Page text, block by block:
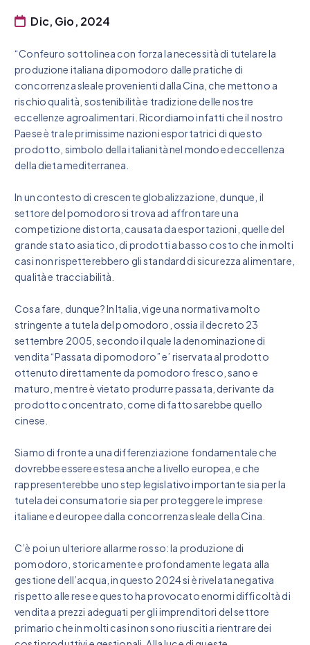
Dic, Gio, 2024
“Confeuro sottolinea con forza la necessità di tutelare la
produzione italiana di pomodoro dalle pratiche di
concorrenza sleale provenienti dalla Cina, che mettono a
rischio qualità, sostenibilità e tradizione delle nostre
eccellenze agroalimentari. Ricordiamo infatti che il nostro
Paese è tra le primissime nazioni esportatrici di questo
prodotto, simbolo della italianità nel mondo ed eccellenza
della dieta mediterranea.
In un contesto di crescente globalizzazione, dunque, il
settore del pomodoro si trova ad affrontare una
competizione distorta, causata da esportazioni, quelle del
grande stato asiatico, di prodotti a basso costo che in molti
casi non rispetterebbero gli standard di sicurezza alimentare,
qualità e tracciabilità.
Cosa fare, dunque? In Italia, vige una normativa molto
stringente a tutela del pomodoro, ossia il decreto 23
settembre 2005, secondo il quale la denominazione di
vendita “Passata di pomodoro” e’ riservata al prodotto
ottenuto direttamente da pomodoro fresco, sano e
maturo, mentre è vietato produrre passata, derivante da
prodotto concentrato, come di fatto sarebbe quello
cinese.
Siamo di fronte a una differenziazione fondamentale che
dovrebbe essere estesa anche a livello europea, e che
rappresenterebbe uno step legislativo importante sia per la
tutela dei consumatori e sia per proteggere le imprese
italiane ed europee dalla concorrenza sleale della Cina.
C’è poi un ulteriore allarme rosso: la produzione di
pomodoro, storicamente e profondamente legata alla
gestione dell’acqua, in questo 2024 si è rivelata negativa
rispetto alle rese e questo ha provocato enormi difficoltà di
vendita a prezzi adeguati per gli imprenditori del settore
primario che in molti casi non sono riusciti a rientrare dei